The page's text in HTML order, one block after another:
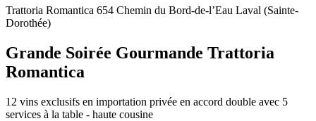
Trattoria Romantica 654 Chemin du Bord-de-l’Eau Laval (Sainte-
Dorothée)
Grande Soirée Gourmande Trattoria
Romantica
12 vins exclusifs en importation privée en accord double avec 5
services à la table - haute cousine